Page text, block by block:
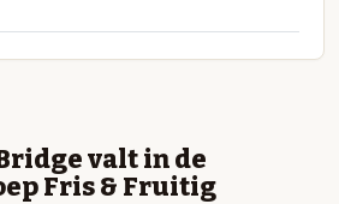
valt in de
Fris & Fruitig